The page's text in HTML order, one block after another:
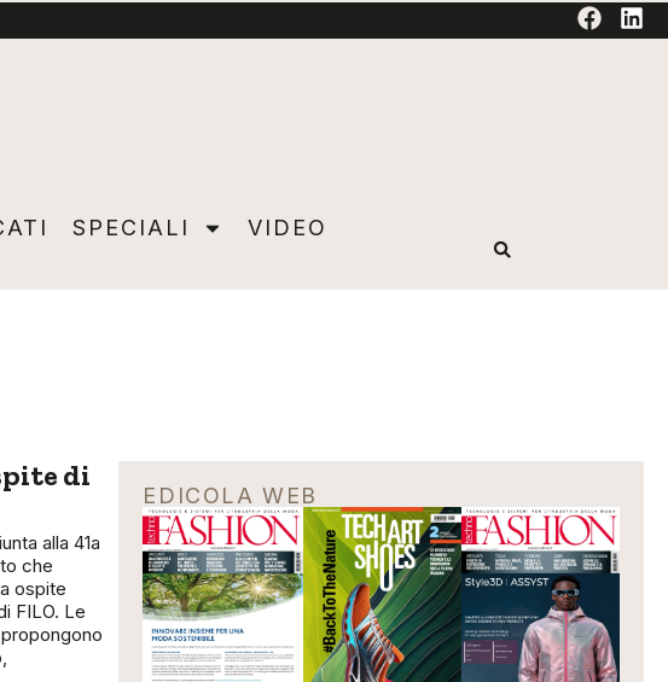
VIDEO ADVERTORIAL
SPECIALI
VIDEO
di
alla 41a
che
ospite
FILO. Le
EDICOLA WEB